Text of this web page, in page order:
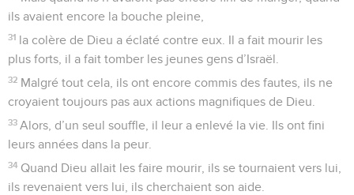
ils avaient encore la bouche pleine,
31 la colère de Dieu a éclaté contre eux. Il a fait mourir les
plus forts, il a fait tomber les jeunes gens d’Israël.
32 Malgré tout cela, ils ont encore commis des fautes, ils ne
croyaient toujours pas aux actions magnifiques de Dieu.
33 Alors, d’un seul souffle, il leur a enlevé la vie. Ils ont fini
leurs années dans la peur.
34 Quand Dieu allait les faire mourir, ils se tournaient vers lui,
ils revenaient vers lui, ils cherchaient son aide.